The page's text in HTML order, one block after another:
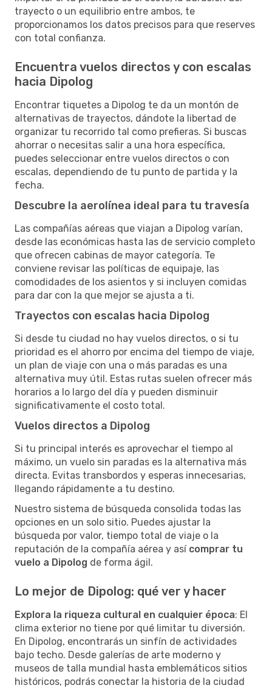
trayecto o un equilibrio entre ambos, te
proporcionamos los datos precisos para que reserves
con total confianza.
Encuentra vuelos directos y con escalas
hacia Dipolog
Encontrar tiquetes a Dipolog te da un montón de
alternativas de trayectos, dándote la libertad de
organizar tu recorrido tal como prefieras. Si buscas
ahorrar o necesitas salir a una hora específica,
puedes seleccionar entre vuelos directos o con
escalas, dependiendo de tu punto de partida y la
fecha.
Descubre la aerolínea ideal para tu travesía
Las compañías aéreas que viajan a Dipolog varían,
desde las económicas hasta las de servicio completo
que ofrecen cabinas de mayor categoría. Te
conviene revisar las políticas de equipaje, las
comodidades de los asientos y si incluyen comidas
para dar con la que mejor se ajusta a ti.
Trayectos con escalas hacia Dipolog
Si desde tu ciudad no hay vuelos directos, o si tu
prioridad es el ahorro por encima del tiempo de viaje,
un plan de viaje con una o más paradas es una
alternativa muy útil. Estas rutas suelen ofrecer más
horarios a lo largo del día y pueden disminuir
significativamente el costo total.
Vuelos directos a Dipolog
Si tu principal interés es aprovechar el tiempo al
máximo, un vuelo sin paradas es la alternativa más
directa. Evitas transbordos y esperas innecesarias,
llegando rápidamente a tu destino.
Nuestro sistema de búsqueda consolida todas las
opciones en un solo sitio. Puedes ajustar la
búsqueda por valor, tiempo total de viaje o la
reputación de la compañía aérea y así comprar tu
vuelo a Dipolog de forma ágil.
Lo mejor de Dipolog: qué ver y hacer
Explora la riqueza cultural en cualquier época: El
clima exterior no tiene por qué limitar tu diversión.
En Dipolog, encontrarás un sinfín de actividades
bajo techo. Desde galerías de arte moderno y
museos de talla mundial hasta emblemáticos sitios
históricos, podrás conectar la historia de la ciudad